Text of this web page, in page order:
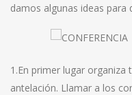
damos algunas ideas
1.En primer lugar
antelación. Llamar a los